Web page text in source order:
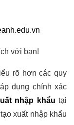
với bạn!
rõ hơn các quy
dụng chính xác
nhập khẩu tại
xuất nhập khẩu